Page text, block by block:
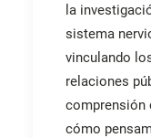
la
sistema
vinculando
relaciones
comprensión
cómo